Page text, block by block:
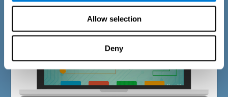
Allow selection
Deny